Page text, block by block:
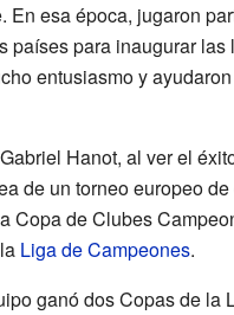
En esa época, jugaron
países para inaugurar
entusiasmo y
Hanot, al ver el
de un torneo europeo
Copa de Clubes
Liga de Campeones.
ganó dos Copas de la